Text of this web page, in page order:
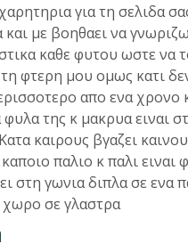
για τη σελιδα
και με βοηθαει να
καθε φυτου ωστε να
φτερη μου ομως κατι
απο ενα χρονο
φυλα της κ μακρυα ειναι
Κατα καιρους βγαζει
καποιο παλιο κ παλι
στη γωνια διπλα σε ενα
σε γλαστρα